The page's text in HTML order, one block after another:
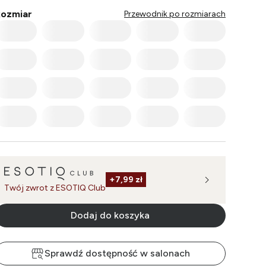
Przewodnik po rozmiarach
Twój zwrot z ESOTIQ Club
+7,99 zł
Dodaj do koszyka
Sprawdź dostępność w salonach